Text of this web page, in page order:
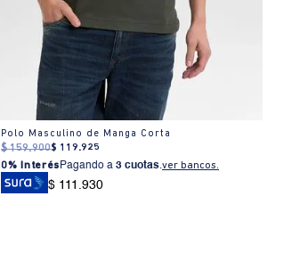
Polo Masculino de Manga Corta
$ 159.900$ 119.925
0% Interés Pagando a3 cuotas.ver bancos.
$ 111.930